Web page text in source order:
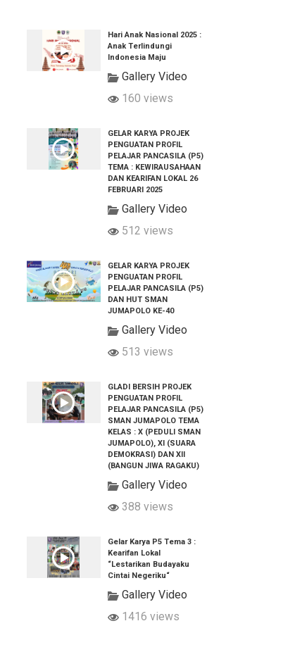
Hari Anak Nasional 2025 :
Anak Terlindungi
Indonesia Maju
Gallery Video
160 views
GELAR KARYA PROJEK
PENGUATAN PROFIL
PELAJAR PANCASILA (P5)
TEMA : KEWIRAUSAHAAN
DAN KEARIFAN LOKAL 26
FEBRUARI 2025
Gallery Video
512 views
GELAR KARYA PROJEK
PENGUATAN PROFIL
PELAJAR PANCASILA (P5)
DAN HUT SMAN
JUMAPOLO KE-40
Gallery Video
513 views
GLADI BERSIH PROJEK
PENGUATAN PROFIL
PELAJAR PANCASILA (P5)
SMAN JUMAPOLO TEMA
KELAS : X (PEDULI SMAN
JUMAPOLO), XI (SUARA
DEMOKRASI) DAN XII
(BANGUN JIWA RAGAKU)
Gallery Video
388 views
Gelar Karya P5 Tema 3 :
Kearifan Lokal
“Lestarikan Budayaku
Cintai Negeriku“
Gallery Video
1416 views